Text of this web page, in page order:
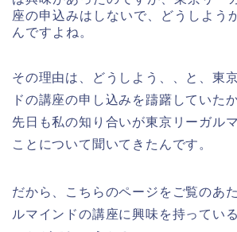
座の申込みはしないで、どうしよう
んですよね。
その理由は、どうしよう、、と、東
ドの講座の申し込みを躊躇していた
先日も私の知り合いが東京リーガル
ことについて聞いてきたんです。
だから、こちらのページをご覧のあ
ルマインドの講座に興味を持ってい